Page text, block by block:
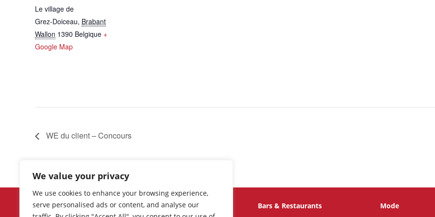
We value your privacy
We use cookies to enhance your browsing experience,
serve personalised ads or content, and analyse our
Le village de
Grez-Doiceau, Brabant
Wallon 1390 Belgique +
Google Map
WE du client – Concours
Découvrez les événements et
promotions récents, ainsi que la liste
Bars & Restaurants Mode